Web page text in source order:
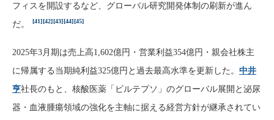
フィスを開設するなど、グローバル研究開発体制の刷新が進ん
だ。
[41][42][43][44][45]
2025年3月期は売上高1,602億円・営業利益354億円・親会社株主
に帰属する当期純利益325億円と過去最高水準を更新した。 中井
亨社長のもと、核酸医薬「ビルテプソ」のグローバル展開と泌尿
器・血液腫瘍領域の強化を主軸に据える経営方針が継承されてい